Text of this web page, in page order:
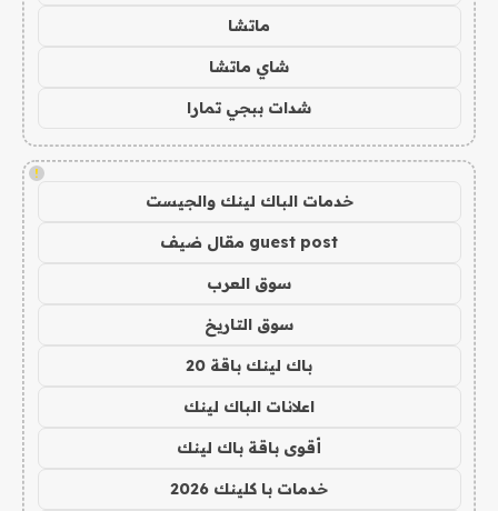
ماتشا
شاي ماتشا
شدات ببجي تمارا
!
خدمات الباك لينك والجيست
guest post مقال ضيف
سوق العرب
سوق التاريخ
باك لينك باقة 20
اعلانات الباك لينك
أقوى باقة باك لينك
خدمات با كلينك 2026